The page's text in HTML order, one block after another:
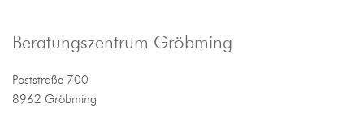
Beratungszentrum Gröbming
Poststraße 700
8962 Gröbming